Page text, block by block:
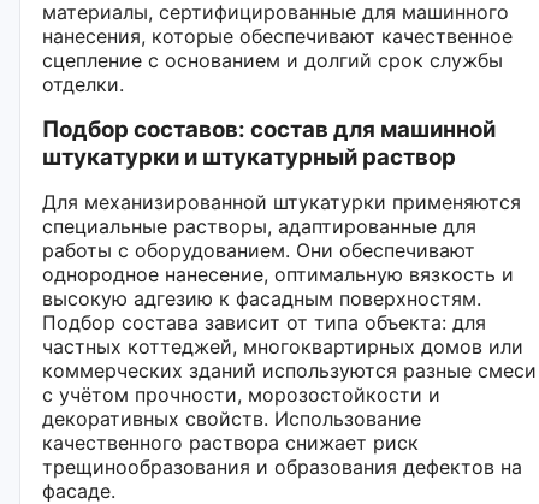
материалы, сертифицированные для машинного
нанесения, которые обеспечивают качественное
сцепление с основанием и долгий срок службы
отделки.
Подбор составов: состав для машинной
штукатурки и штукатурный раствор
Для механизированной штукатурки применяются
специальные растворы, адаптированные для
работы с оборудованием. Они обеспечивают
однородное нанесение, оптимальную вязкость и
высокую адгезию к фасадным поверхностям.
Подбор состава зависит от типа объекта: для
частных коттеджей, многоквартирных домов или
коммерческих зданий используются разные смеси
с учётом прочности, морозостойкости и
декоративных свойств. Использование
качественного раствора снижает риск
трещинообразования и образования дефектов на
фасаде.